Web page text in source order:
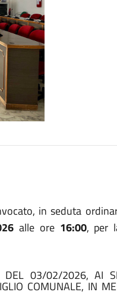
in seduta
alle ore 16:00, per
DEL 03/02/2026, AI
COMUNALE, IN